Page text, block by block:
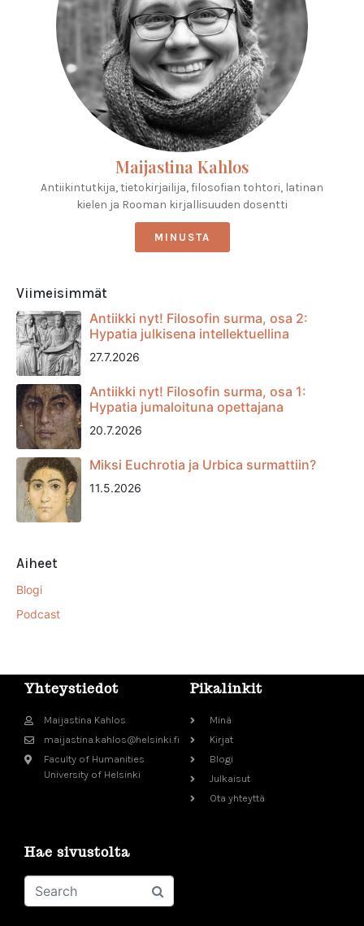
Maijastina Kahlos
Antiikintutkija, tietokirjailija, filosofian tohtori, latinan
kielen ja Rooman kirjallisuuden dosentti
MINUSTA
Viimeisimmät
Antiikki nyt! Filosofin surma, osa 2:
Hypatia julkisena intellektuellina
27.7.2026
Antiikki nyt! Filosofin surma, osa 1:
Hypatia jumaloituna opettajana
20.7.2026
Miksi Euchrotia ja Urbica surmattiin?
11.5.2026
Aiheet
Blogi
Podcast
Yhteystiedot
Maijastina Kahlos
maijastina.kahlos@helsinki.fi
Faculty of Humanities
University of Helsinki
Pikalinkit
Minä
Kirjat
Blogi
Julkaisut
Ota yhteyttä
Hae sivustolta